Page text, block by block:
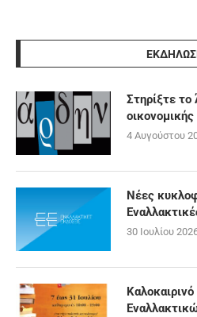
Στηρίξτε
4 Αυγούστου
Νέες
30 Ιουλίου